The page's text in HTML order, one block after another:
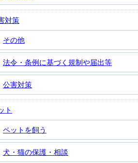
対策
その他
法令・条例に基づく規制や届出等
公害対策
ト
ペットを飼う
犬・猫の保護・相談